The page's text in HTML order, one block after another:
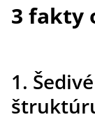
3 fakty
1.